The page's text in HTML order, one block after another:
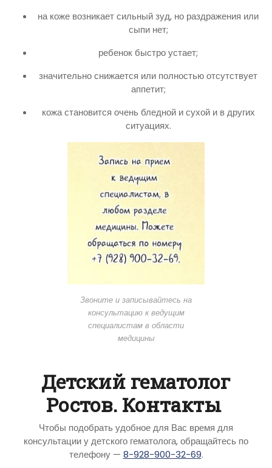
на коже возникает сильный зуд, но раздражения или
сыпи нет;
ребенок быстро устает;
значительно снижается или полностью отсутствует
аппетит;
кожа становится очень бледной и сухой и в других
ситуациях.
Звоните и записывайтесь на
консультацию к ведущим
специалистам в области
медицины
Детский гематолог
Ростов. Контакты
Чтобы подобрать удобное для Вас время для
консультации у детского гематолога, обращайтесь по
телефону — 8-928-900-32-69.